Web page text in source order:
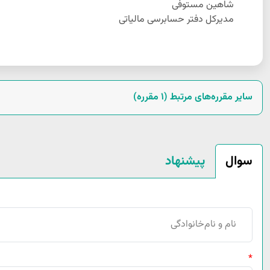
شاهین مستوفی
مدیرکل دفتر حسابرسی مالیاتی
سایر مقرره‌های مرتبط (1 مقرره)
سوال پیشنهاد
*